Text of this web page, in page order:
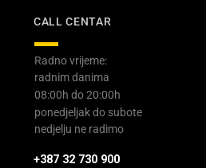
CALL CENTAR
Radno vrijeme:
radnim danima
08:00h do 20:00h
ponedjeljak do subote
nedjelju ne radimo
+387 32 730 900